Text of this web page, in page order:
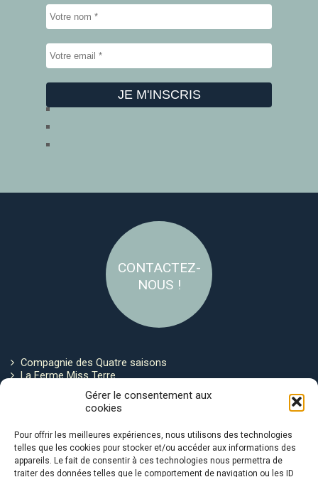
Gérer le consentement aux
cookies
Pour offrir les meilleures expériences, nous utilisons des technologies
telles que les cookies pour stocker et/ou accéder aux informations des
appareils. Le fait de consentir à ces technologies nous permettra de
traiter des données telles que le comportement de navigation ou les ID
CONTACTEZ-
NOUS !
Compagnie des Quatre saisons
La Ferme Miss Terre
Politique de cookies